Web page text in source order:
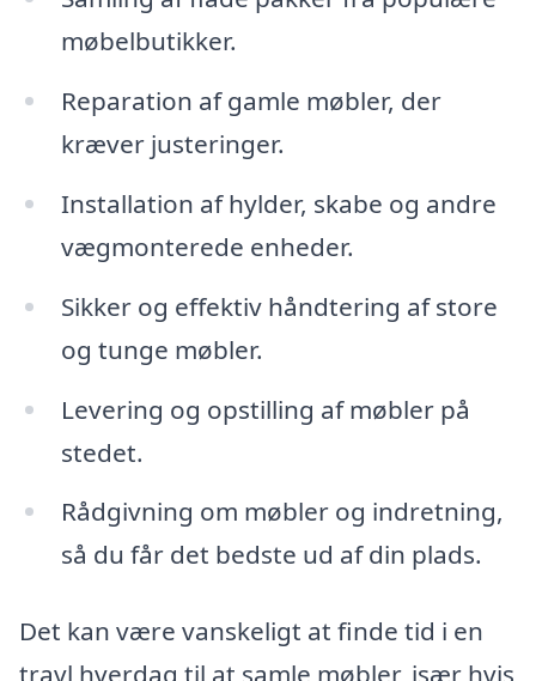
møbelbutikker.
Reparation af gamle møbler, der
kræver justeringer.
Installation af hylder, skabe og andre
vægmonterede enheder.
Sikker og effektiv håndtering af store
og tunge møbler.
Levering og opstilling af møbler på
stedet.
Rådgivning om møbler og indretning,
så du får det bedste ud af din plads.
Det kan være vanskeligt at finde tid i en
travl hverdag til at samle møbler, især hvis